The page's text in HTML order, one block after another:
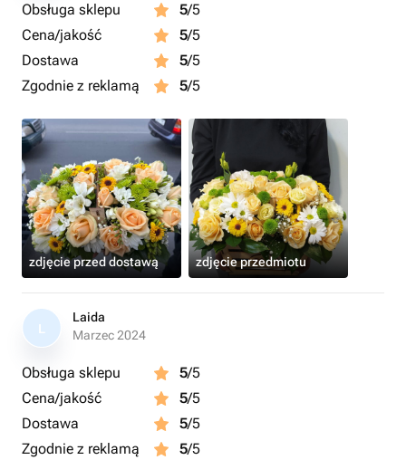
Obsługa sklepu 5/5
Cena/jakość
5/5
Dostawa
5/5
Zgodnie z reklamą
5/5
zdjęcie przed dostawą zdjęcie przedmiotu
L
Laida
Marzec 2024
Obsługa sklepu 5/5
Cena/jakość
5/5
Dostawa
5/5
Zgodnie z reklamą
5/5